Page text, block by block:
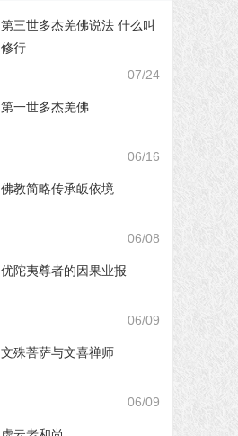
第三世多杰羌佛说法 什么叫
修行
07/24
第一世多杰羌佛
06/16
佛教简略传承皈依境
06/08
优陀夷尊者的因果业报
06/09
文殊菩萨与文喜禅师
06/09